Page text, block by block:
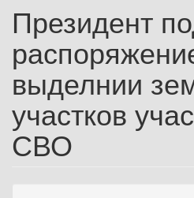
Президент
выделнии
участков
СВО